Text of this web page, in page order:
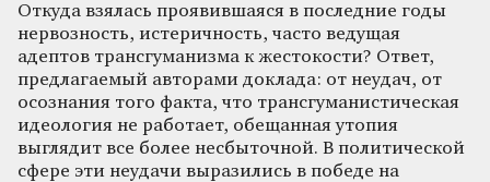
Откуда взялась проявившаяся в последние годы
нервозность, истеричность, часто ведущая
адептов трансгуманизма к жестокости? Ответ,
предлагаемый авторами доклада: от неудач, от
осознания того факта, что трансгуманистическая
идеология не работает, обещанная утопия
выглядит все более несбыточной. В политической
сфере эти неудачи выразились в победе на